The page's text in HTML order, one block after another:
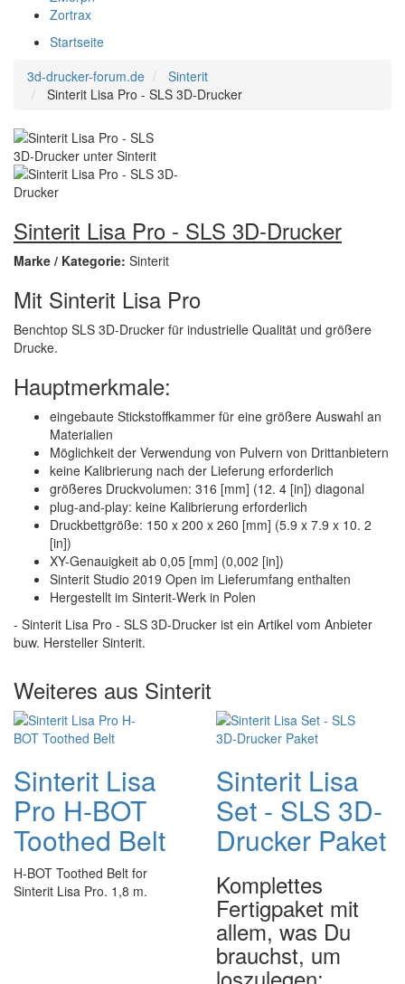
Zortrax
Startseite
3d-drucker-forum.de
Sinterit
Sinterit Lisa Pro - SLS 3D-Drucker
Sinterit Lisa Pro - SLS 3D-Drucker
Marke / Kategorie: Sinterit
Mit Sinterit Lisa Pro
Benchtop SLS 3D-Drucker für industrielle Qualität und größere
Drucke.
Hauptmerkmale:
eingebaute Stickstoffkammer für eine größere Auswahl an
Materialien
Möglichkeit der Verwendung von Pulvern von Drittanbietern
keine Kalibrierung nach der Lieferung erforderlich
größeres Druckvolumen: 316 [mm] (12. 4 [in]) diagonal
plug-and-play: keine Kalibrierung erforderlich
Druckbettgröße: 150 x 200 x 260 [mm] (5.9 x 7.9 x 10. 2
[in])
XY-Genauigkeit ab 0,05 [mm] (0,002 [in])
Sinterit Studio 2019 Open im Lieferumfang enthalten
Hergestellt im Sinterit-Werk in Polen
- Sinterit Lisa Pro - SLS 3D-Drucker ist ein Artikel vom Anbieter
buw. Hersteller Sinterit.
Weiteres aus Sinterit
Sinterit Lisa
Pro H-BOT
Toothed Belt
H-BOT Toothed Belt for
Sinterit Lisa Pro. 1,8 m.
Sinterit Lisa
Set - SLS 3D-
Drucker Paket
Komplettes
Fertigpaket mit
allem, was Du
brauchst, um